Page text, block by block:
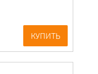
КУПИТЬ